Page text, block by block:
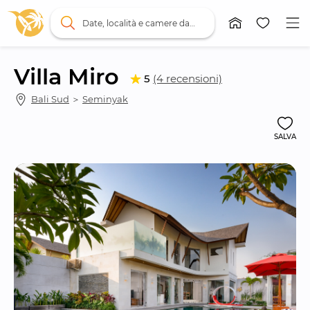
Villa Miro 5 (4 recensioni)
Bali Sud ＞ Seminyak
SALVA